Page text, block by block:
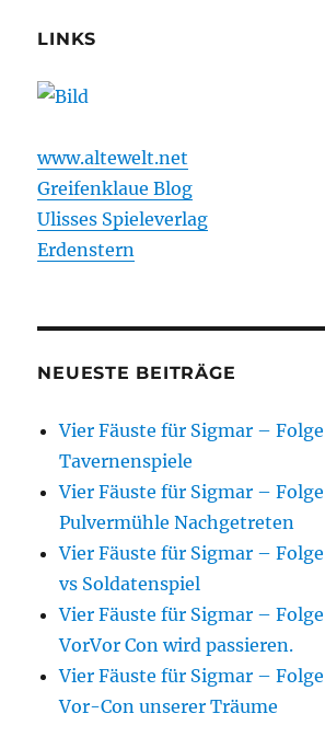
LINKS
www.altewelt.net
Greifenklaue Blog
Ulisses Spieleverlag
Erdenstern
NEUESTE BEITRÄGE
Vier Fäuste für Sigmar –
Tavernenspiele
Vier Fäuste für Sigmar –
Pulvermühle Nachgetreten
Vier Fäuste für Sigmar –
vs Soldatenspiel
Vier Fäuste für Sigmar –
VorVor Con wird passieren.
Vier Fäuste für Sigmar –
Vor-Con unserer Träume